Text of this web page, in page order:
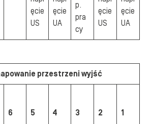
ęcie
US
ęcie
UA
p.
pra
cy
ęcie
US
ęcie
UA
przestrzeni wyjść
6 5 4 3 2 1